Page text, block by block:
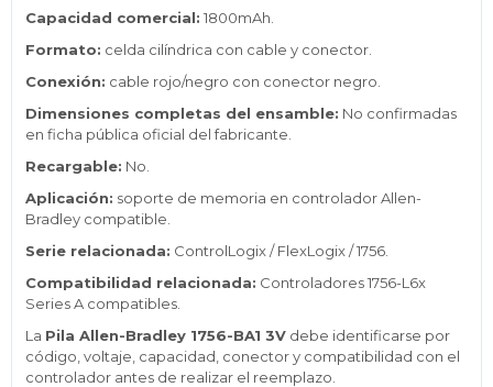
Capacidad comercial: 1800mAh.
Formato: celda cilíndrica con cable y conector.
Conexión: cable rojo/negro con conector negro.
Dimensiones completas del ensamble: No confirmadas
en ficha pública oficial del fabricante.
Recargable: No.
Aplicación: soporte de memoria en controlador Allen-
Bradley compatible.
Serie relacionada: ControlLogix / FlexLogix / 1756.
Compatibilidad relacionada: Controladores 1756-L6x
Series A compatibles.
La Pila Allen-Bradley 1756-BA1 3V debe identificarse por
código, voltaje, capacidad, conector y compatibilidad con el
controlador antes de realizar el reemplazo.